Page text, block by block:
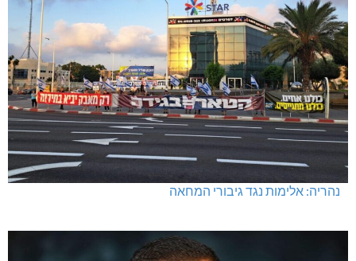
נהריה: אלימות נגד גיבורי המחאה